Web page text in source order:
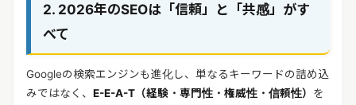
2. 2026年のSEOは「信頼」と「共感」がす
べて
Googleの検索エンジンも進化し、単なるキーワードの詰め込
みではなく、 E-E-A-T（経験・専門性・権威性・信頼性） を